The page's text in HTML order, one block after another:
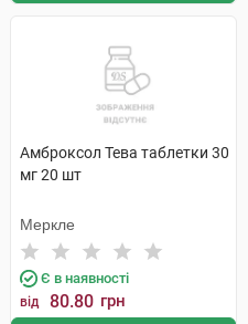
Амброксол Тева таблетки 30
мг 20 шт
Меркле
Є в наявності
від 80.80 грн